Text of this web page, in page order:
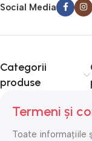
Social Media
Categorii
produse
Termeni și
Toate informațiile